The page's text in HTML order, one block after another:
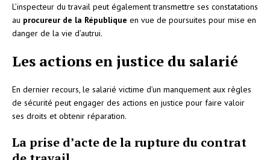
L’inspecteur du travail peut également transmettre ses constatations
au procureur de la République en vue de poursuites pour mise en
danger de la vie d’autrui.
Les actions en justice du salarié
En dernier recours, le salarié victime d’un manquement aux règles
de sécurité peut engager des actions en justice pour faire valoir
ses droits et obtenir réparation.
La prise d’acte de la rupture du contrat